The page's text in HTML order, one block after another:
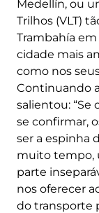
Medellín, ou
Trilhos (VLT)
Trambahía
cidade mais
como nos
Continuando
salientou: “Se
se confirmar,
ser a espinha
muito tempo,
parte
nos oferecer
do transporte